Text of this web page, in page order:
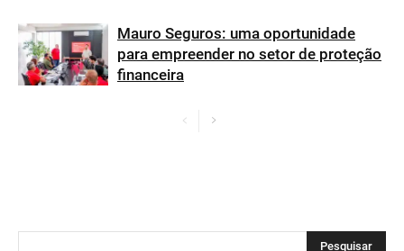
Mauro Seguros: uma oportunidade
para empreender no setor de proteção
financeira